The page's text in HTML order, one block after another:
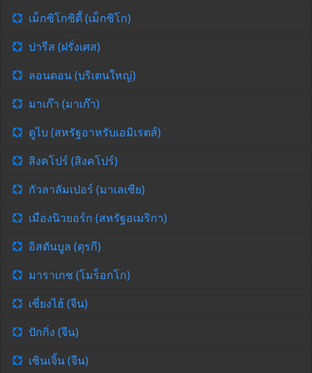
เม็กซิโกซิตี้ (เม็กซิโก)
ปารีส (ฝรั่งเศส)
ลอนดอน (บริเตนใหญ่)
มาเก๊า (มาเก๊า)
ดูไบ (สหรัฐอาหรับเอมิเรตส์)
สิงคโปร์ (สิงคโปร์)
กัวลาลัมเปอร์ (มาเลเซีย)
เมืองนิวยอร์ก (สหรัฐอเมริกา)
อิสตันบูล (ตุรกี)
มาราเกช (โมร็อกโก)
เซี่ยงไฮ้ (จีน)
ปักกิ่ง (จีน)
เซินเจิ้น (จีน)